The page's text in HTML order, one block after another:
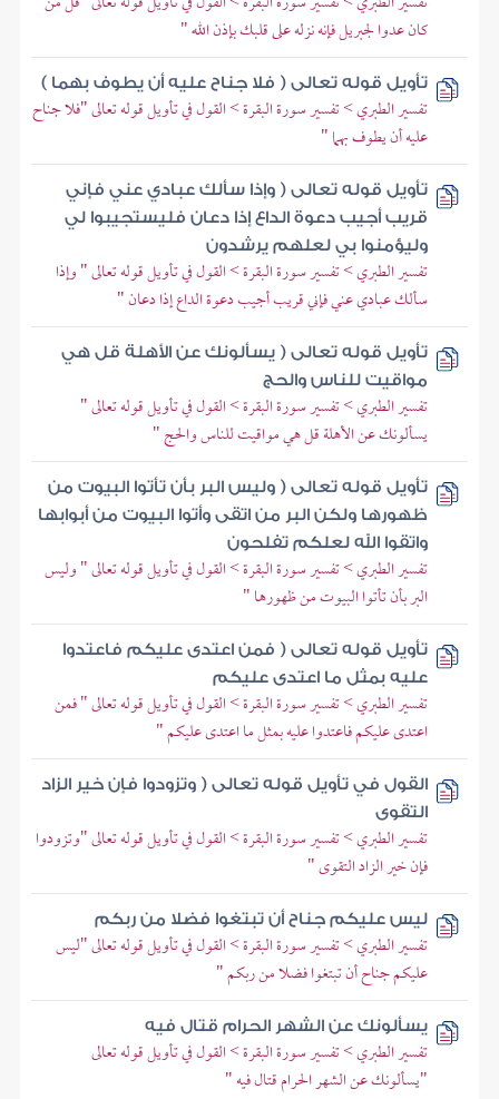
كان عدوا لجبريل فإنه نزله على قلبك بإذن الله "
تأويل قوله تعالى ( فلا جناح عليه أن يطوف بهما )
تفسير الطبري > تفسير سورة البقرة > القول في تأويل قوله تعالى "فلا جناح
عليه أن يطوف بهما "
تأويل قوله تعالى ( وإذا سألك عبادي عني فإني
قريب أجيب دعوة الداع إذا دعان فليستجيبوا لي
وليؤمنوا بي لعلهم يرشدون
تفسير الطبري > تفسير سورة البقرة > القول في تأويل قوله تعالى " وإذا
سألك عبادي عني فإني قريب أجيب دعوة الداع إذا دعان "
تأويل قوله تعالى ( يسألونك عن الأهلة قل هي
مواقيت للناس والحج
تفسير الطبري > تفسير سورة البقرة > القول في تأويل قوله تعالى "
يسألونك عن الأهلة قل هي مواقيت للناس والحج "
تأويل قوله تعالى ( وليس البر بأن تأتوا البيوت من
ظهورها ولكن البر من اتقى وأتوا البيوت من أبوابها
واتقوا الله لعلكم تفلحون
تفسير الطبري > تفسير سورة البقرة > القول في تأويل قوله تعالى " وليس
البر بأن تأتوا البيوت من ظهورها "
تأويل قوله تعالى ( فمن اعتدى عليكم فاعتدوا
عليه بمثل ما اعتدى عليكم
تفسير الطبري > تفسير سورة البقرة > القول في تأويل قوله تعالى " فمن
اعتدى عليكم فاعتدوا عليه بمثل ما اعتدى عليكم "
القول في تأويل قوله تعالى ( وتزودوا فإن خير الزاد
التقوى
تفسير الطبري > تفسير سورة البقرة > القول في تأويل قوله تعالى "وتزودوا
فإن خير الزاد التقوى "
ليس عليكم جناح أن تبتغوا فضلا من ربكم
تفسير الطبري > تفسير سورة البقرة > القول في تأويل قوله تعالى "ليس
عليكم جناح أن تبتغوا فضلا من ربكم "
يسألونك عن الشهر الحرام قتال فيه
تفسير الطبري > تفسير سورة البقرة > القول في تأويل قوله تعالى
"يسألونك عن الشهر الحرام قتال فيه "